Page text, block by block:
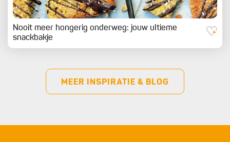
Nooit meer hongerig onderweg: jouw ultieme
snackbakje
MEER INSPIRATIE & BLOG